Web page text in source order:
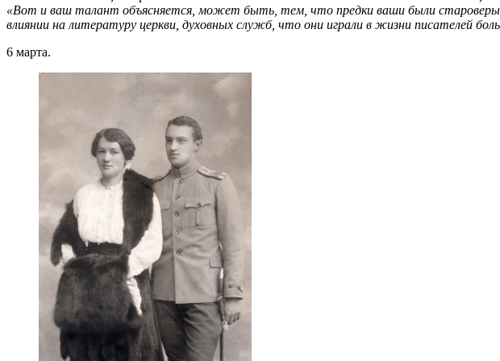
«Вот и ваш талант объясняется, может быть, тем, что предки ваши были
влиянии на литературу церкви, духовных служб, что они играли в жизни писателей
6 марта.